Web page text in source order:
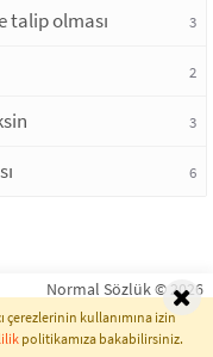
talip olması 3
2
3
6
Normal Sözlük © 2026
çerezlerinin kullanımına izin
politikamıza bakabilirsiniz.